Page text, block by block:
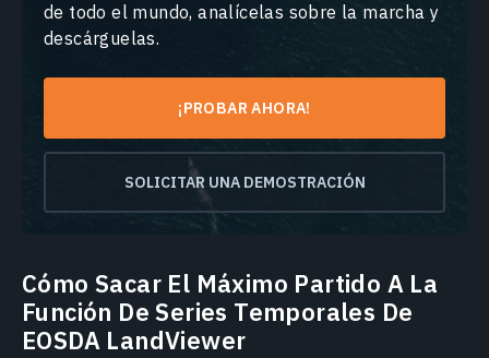
de todo el mundo, analícelas sobre la marcha y
descárguelas.
¡PROBAR AHORA!
SOLICITAR UNA DEMOSTRACIÓN
Cómo Sacar El Máximo Partido A La
Función De Series Temporales De
EOSDA LandViewer